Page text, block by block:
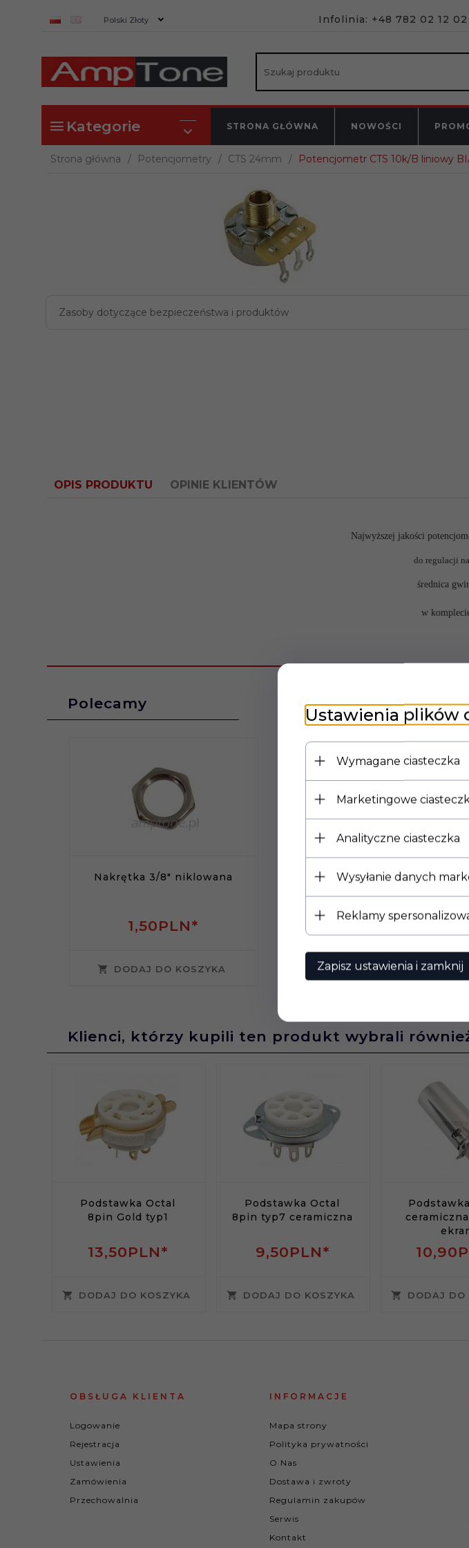
currency_h
Polski Złoty Infolinia: +48 782 02 12 02
Kategorie STRONA GŁÓWNA NOWOŚCI
Strona główna Potencjometry CTS 24mm Potencjometr CTS 10k/B liniowy
Zasoby dotyczące bezpieczeństwa i produktów
OPIS PRODUKTU OPINIE KLIENTÓW
Najwyższej jakości
do regulacji
średnica
w
Polecamy
Nakrętka 3/8" niklowana
1,50PLN*
DODAJ DO KOSZYKA
Klienci, którzy kupili ten produkt wybrali
Podstawka Octal
8pin Gold typ1
13,50PLN*
DODAJ DO KOSZYKA
Podstawka Octal
8pin typ7 ceramiczna
9,50PLN*
DODAJ DO KOSZYKA
10,90
DODAJ DO
OBSŁUGA KLIENTA
Logowanie
Rejestracja
Ustawienia
Zamówienia
Przechowalnia
INFORMACJE
Mapa strony
Polityka prywatności
O Nas
Dostawa i zwroty
Regulamin zakupów
Serwis
Kontakt
Ustawienia plików
Wymagane ciasteczka
Marketingowe
Analityczne ciasteczka
Wysyłanie danych
Reklamy
Zapisz ustawienia i zamknij